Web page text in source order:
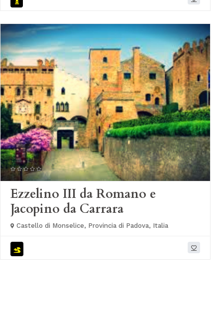
Ezzelino III da Romano e
Jacopino da Carrara
Castello di Monselice, Provincia di Padova, Italia